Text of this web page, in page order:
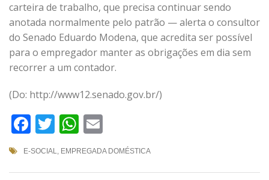
carteira de trabalho, que precisa continuar sendo
anotada normalmente pelo patrão — alerta o consultor
do Senado Eduardo Modena, que acredita ser possível
para o empregador manter as obrigações em dia sem
recorrer a um contador.
(Do: http://www12.senado.gov.br/)
Facebook
TwitterWhatsApp
E-SOCIAL, EMPREGADA DOMÉSTICA